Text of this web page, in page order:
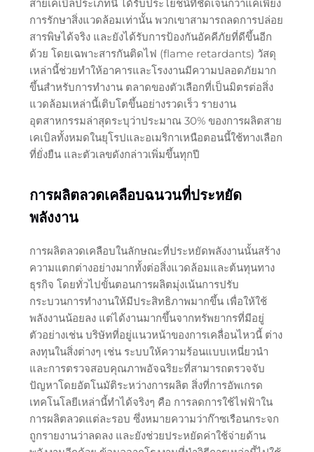
สายเคเบิลประเภทนี้ ได้รับประโยชน์ที่ชัดเจนกว่าแค่เพียง
การรักษาสิ่งแวดล้อมเท่านั้น พวกเขาสามารถลดการปล่อย
สารพิษได้จริง และยังได้รับการป้องกันอัคคีภัยที่ดีขึ้นอีก
ด้วย โดยเฉพาะสารกันติดไฟ (flame retardants) วัสดุ
เหล่านี้ช่วยทำให้อาคารและโรงงานมีความปลอดภัยมาก
ขึ้นสำหรับการทำงาน ตลาดของตัวเลือกที่เป็นมิตรต่อสิ่ง
แวดล้อมเหล่านี้เติบโตขึ้นอย่างรวดเร็ว รายงาน
อุตสาหกรรมล่าสุดระบุว่าประมาณ 30% ของการผลิตสาย
เคเบิลทั้งหมดในยุโรปและอเมริกาเหนือตอนนี้ใช้ทางเลือก
ที่ยั่งยืน และตัวเลขดังกล่าวเพิ่มขึ้นทุกปี
การผลิตลวดเคลือบฉนวนที่ประหยัด
พลังงาน
การผลิตลวดเคลือบในลักษณะที่ประหยัดพลังงานนั้นสร้าง
ความแตกต่างอย่างมากทั้งต่อสิ่งแวดล้อมและต้นทุนทาง
ธุรกิจ โดยทั่วไปขั้นตอนการผลิตมุ่งเน้นการปรับ
กระบวนการทำงานให้มีประสิทธิภาพมากขึ้น เพื่อให้ใช้
พลังงานน้อยลง แต่ได้งานมากขึ้นจากทรัพยากรที่มีอยู่
ตัวอย่างเช่น บริษัทที่อยู่แนวหน้าของการเคลื่อนไหวนี้ ต่าง
ลงทุนในสิ่งต่างๆ เช่น ระบบให้ความร้อนแบบเหนี่ยวนำ
และการตรวจสอบคุณภาพอัจฉริยะที่สามารถตรวจจับ
ปัญหาโดยอัตโนมัติระหว่างการผลิต สิ่งที่การอัพเกรด
เทคโนโลยีเหล่านี้ทำได้จริงๆ คือ การลดการใช้ไฟฟ้าใน
การผลิตลวดแต่ละรอบ ซึ่งหมายความว่าก๊าซเรือนกระจก
ถูกรายงานว่าลดลง และยังช่วยประหยัดค่าใช้จ่ายด้าน